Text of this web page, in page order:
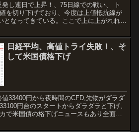
し連日で上昇！、75日線での戦い、 ト
を切り下げており、今度は上値抵抗線が
となってきている。ここで上に上がれれば
日経平均、高値トライ失敗！、そ
して米国債格下げ
33400円から夜時間のCFD,先物がダラダ
円台のスタートからダラダラと下げ、
で米国債の格下げニュースもあり全面安